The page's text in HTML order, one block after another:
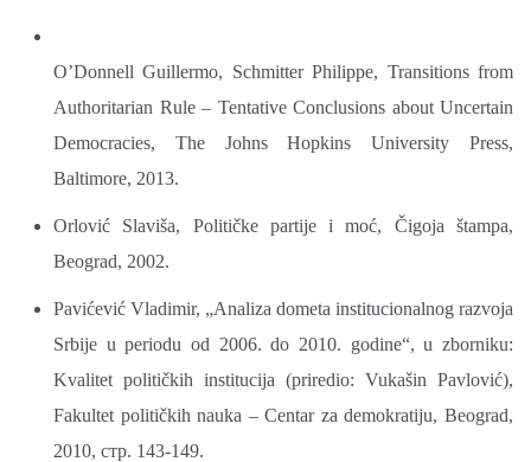
O’Donnell Guillermo, Schmitter Philippe, Transitions from
Authoritarian Rule ‒ Tentative Conclusions about Uncertain
Democracies, The Johns Hopkins University Press,
Baltimore, 2013.
Orlović Slaviša, Političke partije i moć, Čigoja štampa,
Beograd, 2002.
Pavićević Vladimir, „Analiza dometa institucionalnog razvoja
Srbije u periodu od 2006. do 2010. godine“, u zborniku:
Kvalitet političkih institucija (priredio: Vukašin Pavlović),
Fakultet političkih nauka – Centar za demokratiju, Beograd,
2010, стр. 143-149.